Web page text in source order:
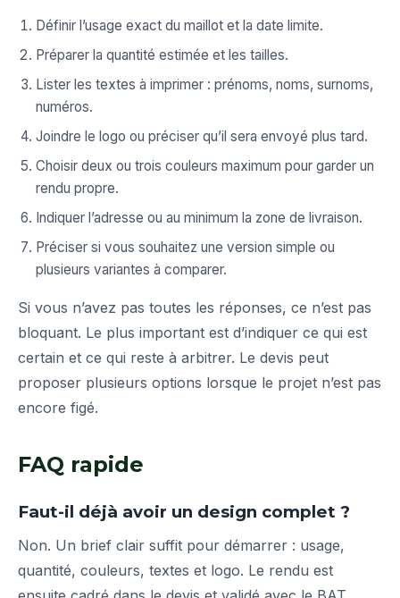
Définir l’usage exact du maillot et la date limite.
Préparer la quantité estimée et les tailles.
Lister les textes à imprimer : prénoms, noms, surnoms,
numéros.
Joindre le logo ou préciser qu’il sera envoyé plus tard.
Choisir deux ou trois couleurs maximum pour garder un
rendu propre.
Indiquer l’adresse ou au minimum la zone de livraison.
Préciser si vous souhaitez une version simple ou
plusieurs variantes à comparer.
Si vous n’avez pas toutes les réponses, ce n’est pas
bloquant. Le plus important est d’indiquer ce qui est
certain et ce qui reste à arbitrer. Le devis peut
proposer plusieurs options lorsque le projet n’est pas
encore figé.
FAQ rapide
Faut-il déjà avoir un design complet ?
Non. Un brief clair suffit pour démarrer : usage,
quantité, couleurs, textes et logo. Le rendu est